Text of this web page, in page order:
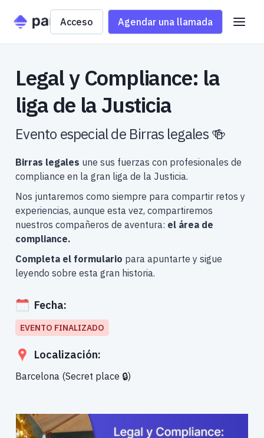
Acceso Agendar una llamada
Legal y Compliance: la
liga de la Justicia
Evento especial de Birras legales 🍻
Birras legales une sus fuerzas con profesionales de
compliance en la gran liga de la Justicia.
Nos juntaremos como siempre para compartir retos y
experiencias, aunque esta vez, compartiremos
nuestros compañeros de aventura: el área de
compliance.
Completa el formulario para apuntarte y sigue
leyendo sobre esta gran historia.
Fecha:
EVENTO FINALIZADO
Localización:
Barcelona (Secret place 🔒)